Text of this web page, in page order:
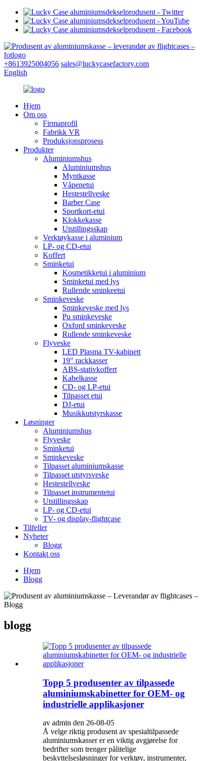
+8613925004056 sales@luckycasefactory.com
English
Hjem
Om oss
Firmaprofil
Fabrikk VR
Produksjonsprosess
Produkter
Aluminiumshus
Aluminiumshus
Myntkasse
Våpenetui
Hestestellveske
Barber Case
Sportkort-etui
Klokkekasse
Utstillingsskap
Verktøykasse i aluminium
LP- og CD-etui
Koffert
Sminketui
Kosmetikketui i aluminium
Sminketui med lys
Rullende sminkeetui
Sminkeveske
Sminkeveske med lys
Pu sminkeveske
Oxford sminkeveske
Rullende sminkeveske
Flyveske
LED Plasma TV-kabinett
19″ rackkasser
ABS-stativkoffert
Kabelkasse
CD- og LP-etui
Tilpasset etui
DJ-etui
Musikkutstyrskasse
Løsninger
Aluminiumshus
Flyveske
Sminketui
Sminkeveske
Tilpasset aluminiumskasse
Tilpasset utstyrsveske
Hestestellveske
Tilpasset instrumentetui
Utstillingsskap
LP- og CD-etui
TV- og display-flightcase
Tilfeller
Nyheter
Blogg
Kontakt oss
Hjem
Blogg
blogg
Topp 5 produsenter av tilpassede
aluminiumskabinetter for OEM- og
industrielle applikasjoner
av admin den 26-08-05
Å velge riktig produsent av spesialtilpassede
aluminiumskasser er en viktig avgjørelse for
bedrifter som trenger pålitelige
beskyttelsesløsninger for verktøy, instrumenter,